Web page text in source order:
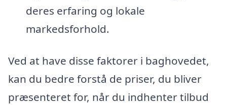
deres erfaring og lokale
markedsforhold.
Ved at have disse faktorer i baghovedet,
kan du bedre forstå de priser, du bliver
præsenteret for, når du indhenter tilbud